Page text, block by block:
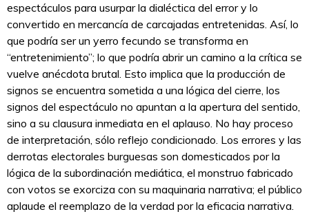
espectáculos para usurpar la dialéctica del error y lo
convertido en mercancía de carcajadas entretenidas. Así, lo
que podría ser un yerro fecundo se transforma en
“entretenimiento”; lo que podría abrir un camino a la crítica se
vuelve anécdota brutal. Esto implica que la producción de
signos se encuentra sometida a una lógica del cierre, los
signos del espectáculo no apuntan a la apertura del sentido,
sino a su clausura inmediata en el aplauso. No hay proceso
de interpretación, sólo reflejo condicionado. Los errores y las
derrotas electorales burguesas son domesticados por la
lógica de la subordinación mediática, el monstruo fabricado
con votos se exorciza con su maquinaria narrativa; el público
aplaude el reemplazo de la verdad por la eficacia narrativa.